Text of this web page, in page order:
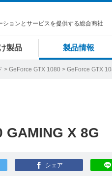
ションとサービスを提供する総合商社
製品 製品情報
> GeForce GTX 1080 > GeForce GTX
GAMING X 8G
シェア